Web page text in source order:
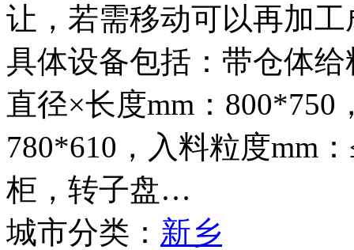
让，若需移动可以再加
具体设备包括：带仓体
直径×长度mm：
780*610，入料粒度mm
柜，转子盘…
城市分类： 新乡